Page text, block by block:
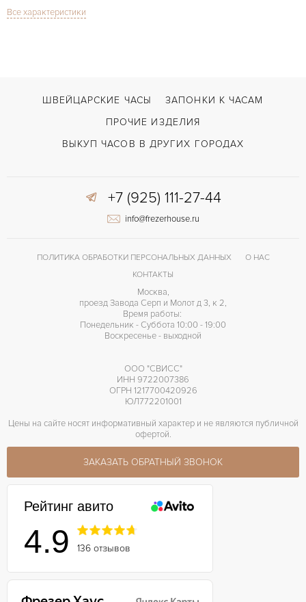
СТЕКЛО
Застежка с помощью шипа
Все характеристики
ШВЕЙЦАРСКИЕ ЧАСЫ
ЗАПОНКИ К ЧАСАМ
ПРОЧИЕ ИЗДЕЛИЯ
ВЫКУП ЧАСОВ В ДРУГИХ ГОРОДАХ
+7 (925) 111-27-44
info@frezerhouse.ru
ПОЛИТИКА ОБРАБОТКИ ПЕРСОНАЛЬНЫХ ДАННЫХ
О НАС
КОНТАКТЫ
Москва,
проезд Завода Серп и Молот д 3, к 2,
Время работы:
Понедельник - Суббота 10:00 - 19:00
Воскресенье - выходной
ООО "СВИСС"
ИНН 9722007386
ОГРН 1217700420926
ЮЛ772201001
Цены на сайте носят информативный характер и не являются публичной
офертой.
ЗАКАЗАТЬ ОБРАТНЫЙ ЗВОНОК
Рейтинг авито
4.9 136 отзывов